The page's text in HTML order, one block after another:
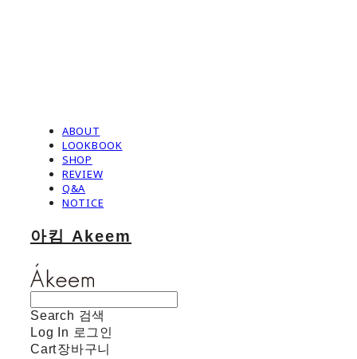
ABOUT
LOOKBOOK
SHOP
REVIEW
Q&A
NOTICE
아킴 Akeem
Search 검색
Log In 로그인
Cart장바구니